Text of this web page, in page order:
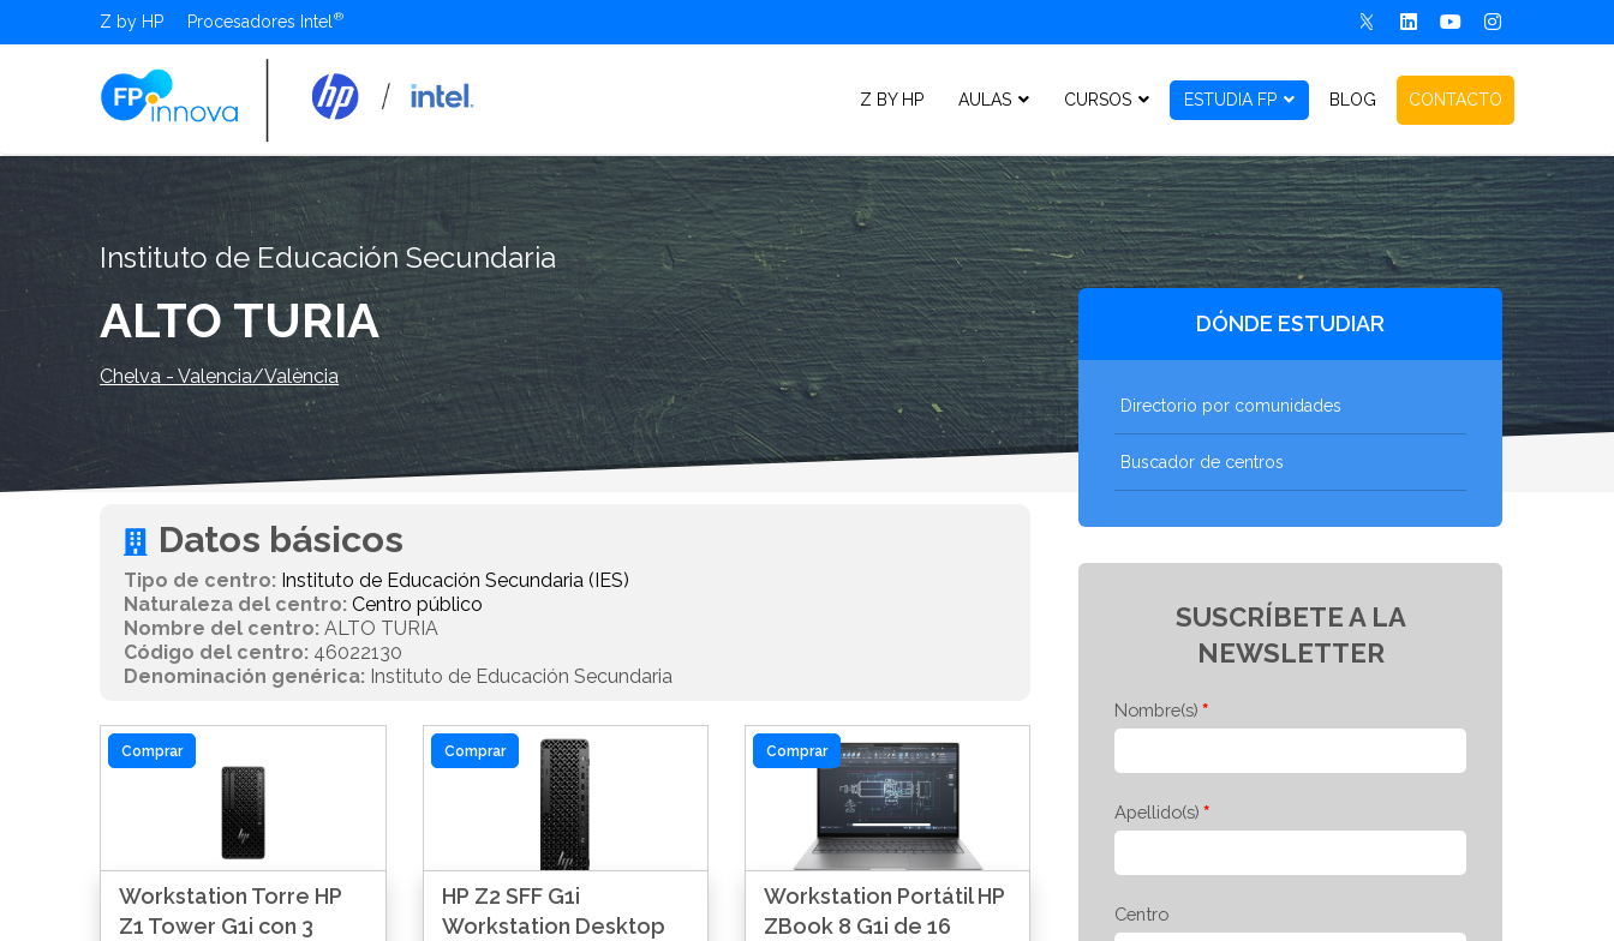
Z by HP Procesadores Intel
Z BY HP AULAS CURSOS ESTUDIA FP BLOG CONTACTO
Instituto de Educación Secundaria
ALTO TURIA
Chelva - Valencia/València
Datos básicos
Tipo de centro: Instituto de Educación Secundaria (IES)
Naturaleza del centro: Centro público
Nombre del centro: ALTO TURIA
Código del centro: 46022130
Denominación genérica: Instituto de Educación Secundaria
Comprar
Workstation Torre HP
Z1 Tower G1i con 3
Comprar
HP Z2 SFF G1i
Workstation Desktop
Comprar
Workstation Portátil HP
ZBook 8 G1i de 16
DÓNDE ESTUDIAR
Directorio por comunidades
Buscador de centros
SUSCRÍBETE A LA
NEWSLETTER
Nombre(s)
Apellido(s)
Centro